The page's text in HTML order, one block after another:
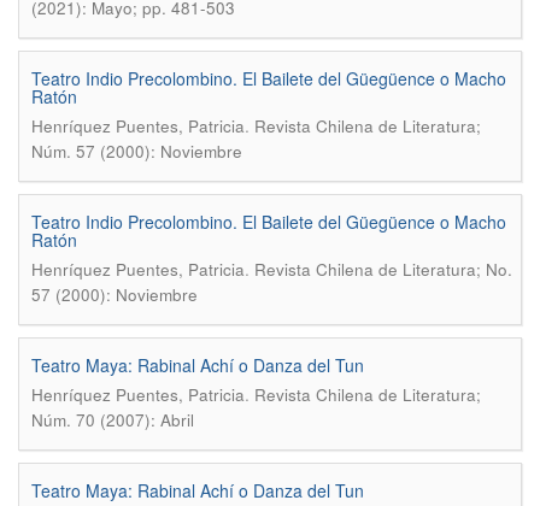
(2021): Mayo; pp. 481-503
Teatro Indio Precolombino. El Bailete del Güegüence o Macho
Ratón
Henríquez Puentes, Patricia. Revista Chilena de Literatura;
Núm. 57 (2000): Noviembre
Teatro Indio Precolombino. El Bailete del Güegüence o Macho
Ratón
Henríquez Puentes, Patricia. Revista Chilena de Literatura; No.
57 (2000): Noviembre
Teatro Maya: Rabinal Achí o Danza del Tun
Henríquez Puentes, Patricia. Revista Chilena de Literatura;
Núm. 70 (2007): Abril
Teatro Maya: Rabinal Achí o Danza del Tun